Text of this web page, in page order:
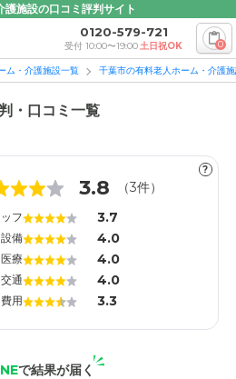
護施設の口コミ評判サイト
0120-579-721
受付 10:00〜19:00土日祝OK 0
ム・介護施設一覧 千葉市の有料老人ホーム・介護
・口コミ一覧
?
3.8 （3件）
フ 3.7
備 4.0
療 4.0
通 4.0
用 3.3
で結果が届く